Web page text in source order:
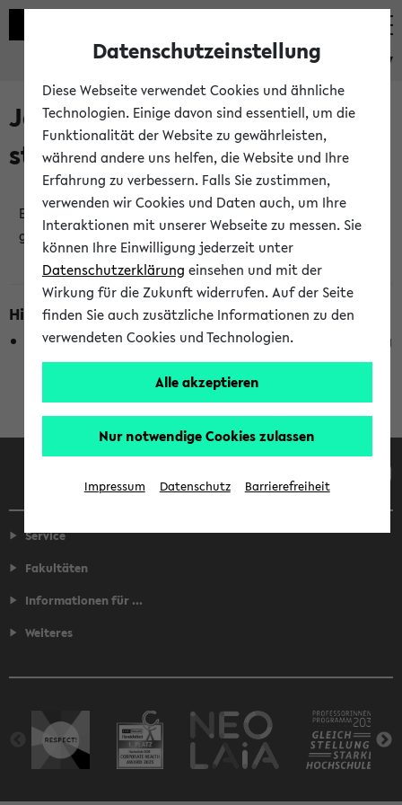
eKVV
Jetzt und in Kürze
stattfindende Veranstaltungen
Es wurden keine jetzt stattfindenden Veranstaltungen
gefunden!
Hinweise zur Liste
Die Anzeige ist semesterübergreifend und nicht abhängig
vom im eKVV gewählten Semester.
Facebook Instagram LinkedIn TikTok
Service
Fakultäten
Informationen für ...
Weiteres
Datenschutzeinstellung
Diese Webseite verwendet Cookies und ähnliche
Technologien. Einige davon sind essentiell, um die
Funktionalität der Website zu gewährleisten,
während andere uns helfen, die Website und Ihre
Erfahrung zu verbessern. Falls Sie zustimmen,
verwenden wir Cookies und Daten auch, um Ihre
Interaktionen mit unserer Webseite zu messen. Sie
können Ihre Einwilligung jederzeit unter
Datenschutzerklärung einsehen und mit der
Wirkung für die Zukunft widerrufen. Auf der Seite
finden Sie auch zusätzliche Informationen zu den
verwendeten Cookies und Technologien.
Alle akzeptieren
Nur notwendige Cookies zulassen
Impressum Datenschutz Barrierefreiheit